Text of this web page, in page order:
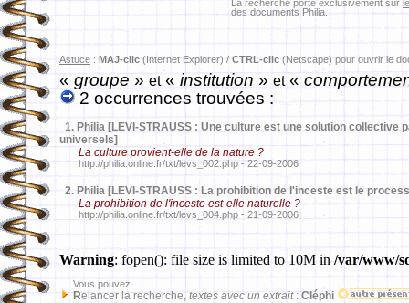
La recherche porte exclusivement sur
des documents Philia.
Astuce : MAJ-clic (Internet Explorer) / CTRL-clic (Netscape) pour ouvrir le
«groupe» et« institution » et«
2 occurrences trouvées :
1. Philia [LEVI-STRAUSS : Une culture est une solution collective
universels]
La culture provient-elle de la nature ?
http://philia.online.fr/txt/levs_002.php - 22-09-2006
2. Philia [LEVI-STRAUSS : La prohibition de l'inceste est le
La prohibition de l'inceste est-elle naturelle ?
http://philia.online.fr/txt/levs_004.php - 21-09-2006
Warning: fopen(): file size is limited to 10M in /var/www/
Vous pouvez...
Relancer la recherche, textes avec un extrait: Cléphi